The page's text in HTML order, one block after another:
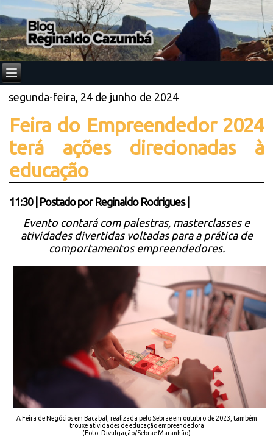
segunda-feira, 24 de junho de 2024
Feira do Empreendedor 2024
terá ações direcionadas à
educação
11:30| Postado por Reginaldo Rodrigues
Evento contará com palestras, masterclasses e
atividades divertidas voltadas para a prática de
comportamentos empreendedores.
A Feira de Negócios em Bacabal, realizada pelo Sebrae em outubro de 2023, também
trouxe atividades de educação empreendedora
(Foto: Divulgação/Sebrae Maranhão)